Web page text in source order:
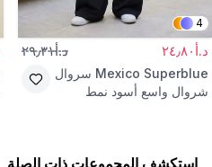
4
د.أ٢٤٫٨٠ د.أ٢٩٫٣١
Mexico Superblue سروال
شروال واسع أسود نمط
استكشف المجموعات ذات الصلة